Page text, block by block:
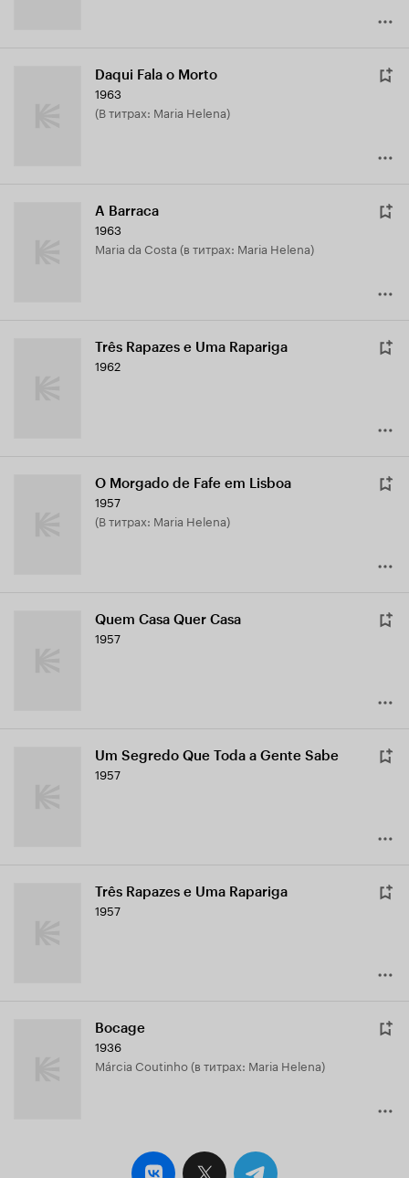
Daqui Fala o Morto
1963
(в титрах: Maria Helena)
A Barraca
1963
Maria da Costa (в титрах: Maria Helena)
Três Rapazes e Uma Rapariga
1962
O Morgado de Fafe em Lisboa
1957
(в титрах: Maria Helena)
Quem Casa Quer Casa
1957
Um Segredo Que Toda a Gente Sabe
1957
Três Rapazes e Uma Rapariga
1957
Bocage
1936
Márcia Coutinho (в титрах: Maria Helena)